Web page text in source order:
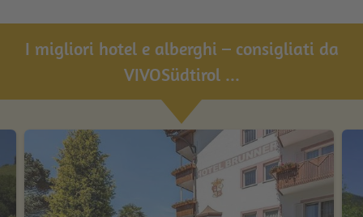
I migliori hotel e alberghi – consigliati da
VIVOSüdtirol ...